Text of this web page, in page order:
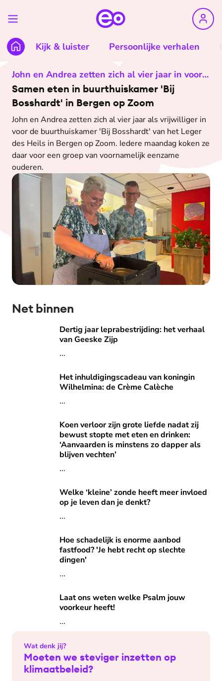
Kijk & luister Persoonlijke verhalen
John en Andrea zetten zich al vier jaar in voor
buurthuiskamer in Bergen op Zoom
Samen eten in buurthuiskamer 'Bij
Bosshardt' in Bergen op Zoom
John en Andrea zetten zich al vier jaar als vrijwilliger in
voor de buurthuiskamer 'Bij Bosshardt' van het Leger
des Heils in Bergen op Zoom. Iedere maandag koken ze
daar voor een groep van voornamelijk eenzame
ouderen.
Net binnen
Dertig jaar leprabestrijding: het verhaal van Geeske Zijp
Dertig jaar leprabestrijding: het verhaal
van Geeske Zijp
...
Het inhuldigingscadeau van koningin Wilhelmina: de
Het inhuldigingscadeau van koningin
Wilhelmina: de Crème Calèche
...
Koen verloor zijn grote liefde nadat zij bewust stopte met
Koen verloor zijn grote liefde nadat zij
bewust stopte met eten en drinken:
‘Aanvaarden is minstens zo dapper als
blijven vechten’
...
Welke ‘kleine’ zonde heeft meer invloed op je leven dan
Welke ‘kleine’ zonde heeft meer invloed
op je leven dan je denkt?
...
Hoe schadelijk is enorme aanbod fastfood? 'Je hebt recht
Hoe schadelijk is enorme aanbod
fastfood? 'Je hebt recht op slechte
dingen'
...
Laat ons weten welke Psalm jouw voorkeur heeft!
Laat ons weten welke Psalm jouw
voorkeur heeft!
...
Wat denk jij?
Moeten we steviger inzetten op
klimaatbeleid?